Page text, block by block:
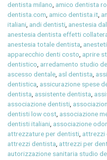
dentista milano, amico dentista
dentista.com, amico dentista.it,
italiani, andi dentisti, anestesia
anestesia dentista effetti
anestesia totale dentista,
apparecchio denti costo, aprire
dentistico, arredamento studio
ascesso dentale, asl dentista,
dentistica, assicurazione spese
dentista, assistente dentista,
associazione dentisti,
dentisti low cost, associazione
dentisti italiani, associazione
attrezzature per dentisti, attrezzi
attrezzi dentista, attrezzi per
autorizzazione sanitaria studio